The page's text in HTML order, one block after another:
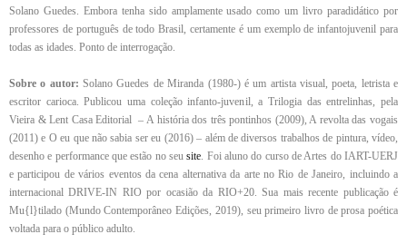
Solano Guedes. Embora tenha sido amplamente usado como um livro paradidático por
professores de português de todo Brasil, certamente é um exemplo de infantojuvenil para
todas as idades. Ponto de interrogação.
Sobre o autor: Solano Guedes de Miranda (1980-) é um artista visual, poeta, letrista e
escritor carioca. Publicou uma coleção infanto-juvenil, a Trilogia das entrelinhas, pela
Vieira & Lent Casa Editorial – A história dos três pontinhos (2009), A revolta das vogais
(2011) e O eu que não sabia ser eu (2016) – além de diversos trabalhos de pintura, vídeo,
desenho e performance que estão no seusite. Foi aluno do curso de Artes do IART-UERJ
e participou de vários eventos da cena alternativa da arte no Rio de Janeiro, incluindo a
internacional DRIVE-IN RIO por ocasião da RIO+20. Sua mais recente publicação é
Mu{l}tilado (Mundo Contemporâneo Edições, 2019), seu primeiro livro de prosa poética
voltada para o público adulto.